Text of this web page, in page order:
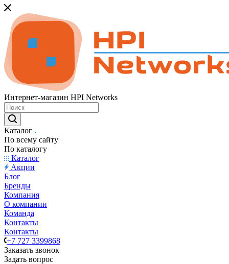
Интернет-магазин HPI Networks
Каталог
По всему сайту
По каталогу
Каталог
Акции
Блог
Бренды
Компания
О компании
Команда
Контакты
Контакты
+7 727 3399868
Заказать звонок
Задать вопрос